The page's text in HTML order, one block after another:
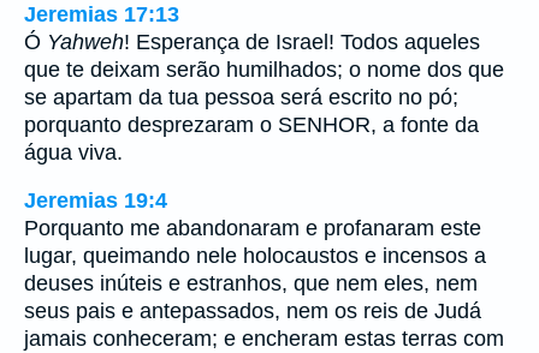
Jeremias 17:13
Ó Yahweh! Esperança de Israel! Todos aqueles
que te deixam serão humilhados; o nome dos que
se apartam da tua pessoa será escrito no pó;
porquanto desprezaram o SENHOR, a fonte da
água viva.
Jeremias 19:4
Porquanto me abandonaram e profanaram este
lugar, queimando nele holocaustos e incensos a
deuses inúteis e estranhos, que nem eles, nem
seus pais e antepassados, nem os reis de Judá
jamais conheceram; e encheram estas terras com